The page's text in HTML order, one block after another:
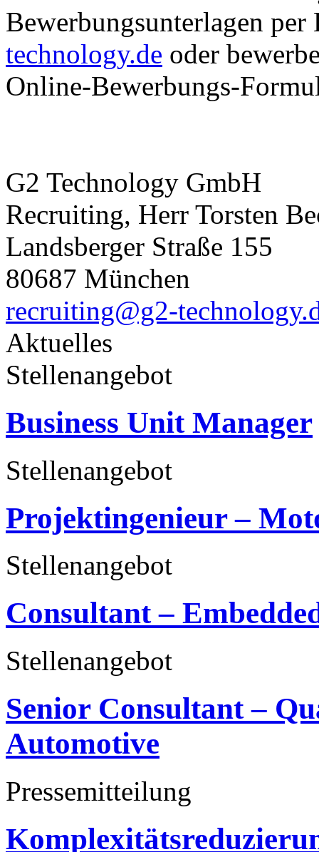
Bewerbungsunterlagen
technology.de oder
Online-Bewerbungs-
G2 Technology GmbH
Recruiting, Herr Torsten
Landsberger Straße 155
80687 München
recruiting@g2-
Aktuelles
Stellenangebot
Business Unit Manager
Stellenangebot
Projektingenieur –
Stellenangebot
Consultant –
Stellenangebot
Senior Consultant –
Automotive
Pressemitteilung